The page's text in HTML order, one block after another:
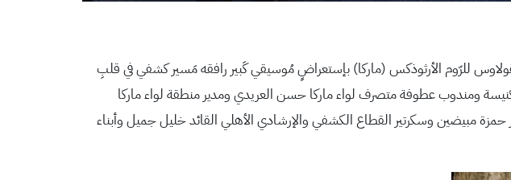
للرّوم الأرثوذكس (ماركا) بإستعراضٍ مُوسيقي كَبير رافقه مَسير كشفي في قلبِ
ومندوب عطوفة متصرف لواء ماركا حسن العريدي ومدير منطقة لواء ماركا
حمزة مبيضين وسكرتير القطاع الكشفي والإرشادي الأهلي القائد خليل جميل وأبناء